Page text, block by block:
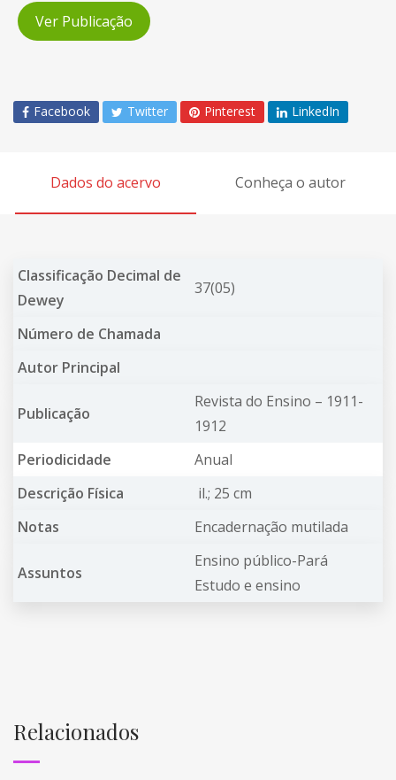
Ver Publicação
Facebook Twitter Pinterest LinkedIn
Dados do acervo Conheça o autor
Classificação Decimal de
Dewey
37(05)
Número de Chamada
Autor Principal
Publicação
Revista do Ensino – 1911-
1912
Periodicidade
Anual
Descrição Física
il.; 25 cm
Notas
Encadernação mutilada
Assuntos
Ensino público-Pará
Estudo e ensino
Relacionados